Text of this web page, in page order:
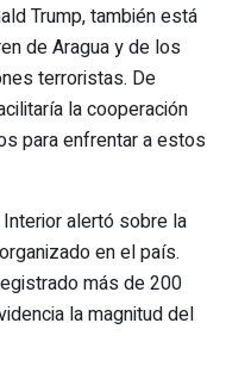
Trump, también está
de Aragua y de los
terroristas. De
la cooperación
para enfrentar a estos
alertó sobre la
en el país.
más de 200
la magnitud del